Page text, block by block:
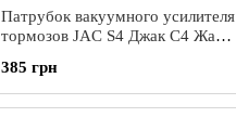
Патрубок вакуумного усилителя
тормозов JAC S4 Джак С4 Жак
385 грн